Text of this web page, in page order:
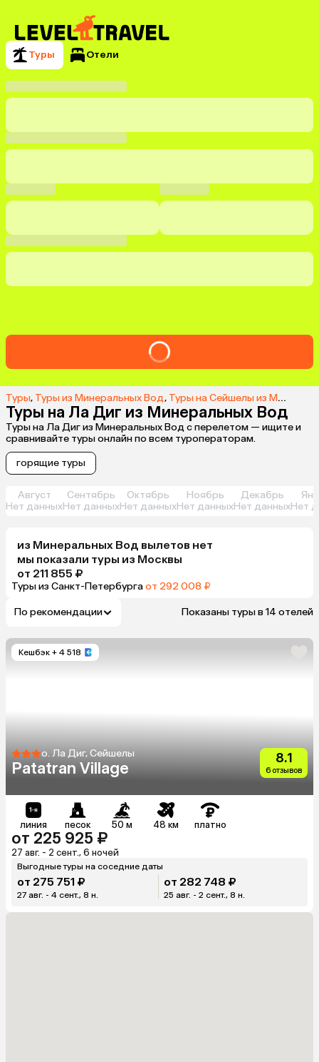
Туры Отели
Туры, Туры из Минеральных Вод, Туры на Сейшелы из Минеральных Вод
Туры на Ла Диг из Минеральных Вод
Туры на Ла Диг из Минеральных Вод с перелетом — ищите и
сравнивайте туры онлайн по всем туроператорам.
горящие туры
Август
Нет данных
Сентябрь
Нет данных
Октябрь
Нет данных
Ноябрь
Нет данных
Декабрь
Нет данныхНет
из Минеральных Вод вылетов нет
мы показали туры из Москвы
от 211 855 ₽
Туры из Санкт-Петербургаот 292 008 ₽
По рекомендации Показаны туры в 14 отелей
Кешбэк + 4 518
о. Ла Диг, Сейшелы
Patatran Village
8.1
6 отзывов
линия песок 50 м 48 км платно
от 225 925 ₽
27 авг. - 2 сент., 6 ночей
Выгодные туры на соседние даты
от 275 751 ₽
27 авг. - 4 сент., 8 н.
от 282 748 ₽
25 авг. - 2 сент., 8 н.